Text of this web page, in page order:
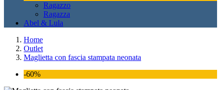
Ragazzo
Ragazza
Abel & Lula
Home
Outlet
Maglietta con fascia stampata neonata
-60%